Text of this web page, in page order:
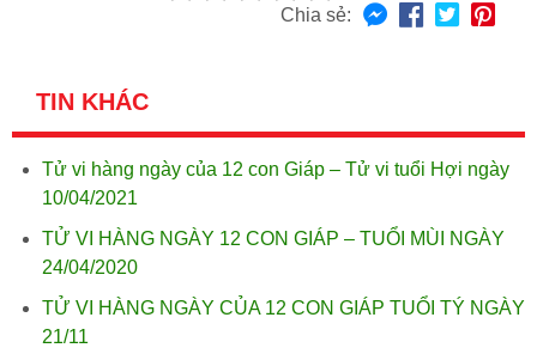
Chia sẻ:
TIN KHÁC
Tử vi hàng ngày của 12 con Giáp – Tử vi tuổi Hợi ngày
10/04/2021
TỬ VI HÀNG NGÀY 12 CON GIÁP – TUỔI MÙI NGÀY
24/04/2020
TỬ VI HÀNG NGÀY CỦA 12 CON GIÁP TUỔI TÝ NGÀY
21/11